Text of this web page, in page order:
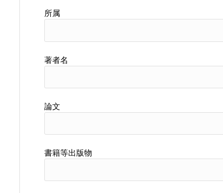
所属
著者名
論文
書籍等出版物